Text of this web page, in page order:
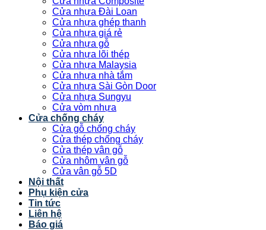
Cửa nhựa Đài Loan
Cửa nhựa ghép thanh
Cửa nhựa giá rẻ
Cửa nhựa gỗ
Cửa nhựa lõi thép
Cửa nhựa Malaysia
Cửa nhựa nhà tắm
Cửa nhựa Sài Gòn Door
Cửa nhựa Sungyu
Cửa vòm nhựa
Cửa chống cháy
Cửa gỗ chống cháy
Cửa thép chống cháy
Cửa thép vân gỗ
Cửa nhôm vân gỗ
Cửa vân gỗ 5D
Nội thất
Phụ kiện cửa
Tin tức
Liên hệ
Báo giá